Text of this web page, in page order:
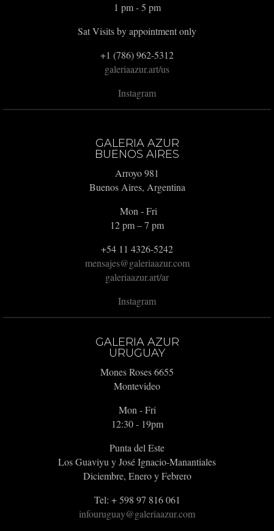
1 pm - 5 pm
Sat Visits by appointment only
+1 (786) 962-5312
galeriaazur.art/us
Instagram
GALERIA AZUR
BUENOS AIRES
Arroyo 981
Buenos Aires, Argentina
Mon - Fri
12 pm – 7 pm
+54 11 4326-5242
mensajes@galeriaazur.com
galeriaazur.art/ar
Instagram
GALERIA AZUR
URUGUAY
Mones Roses 6655
Montevideo
Mon - Fri
12:30 - 19pm
Punta del Este
Los Guaviyu y José Ignacio-Manantiales
Diciembre, Enero y Febrero
Tel: + 598 97 816 061
infouruguay@galeriaazur.com